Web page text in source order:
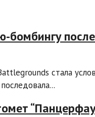
бомбингу
стала